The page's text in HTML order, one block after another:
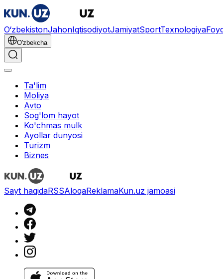
O‘zbekistonJahonIqtisodiyotJamiyatSportTexnologiya
O'zbekcha
Ta'lim
Moliya
Avto
Sog'lom hayot
Ko'chmas mulk
Ayollar dunyosi
Turizm
Biznes
Sayt haqidaRSSAloqaReklamaKun.uz jamoasi